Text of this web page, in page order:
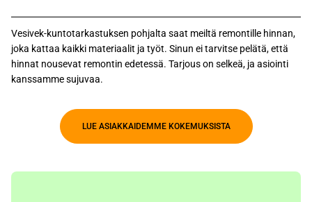
Vesivek-kuntotarkastuksen pohjalta saat meiltä remontille hinnan,
joka kattaa kaikki materiaalit ja työt. Sinun ei tarvitse pelätä, että
hinnat nousevat remontin edetessä. Tarjous on selkeä, ja asiointi
kanssamme sujuvaa.
LUE ASIAKKAIDEMME KOKEMUKSISTA